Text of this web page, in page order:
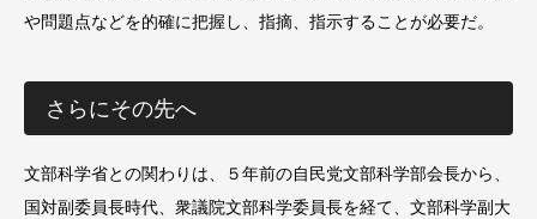
や問題点などを的確に把握し、指摘、指示することが必要だ。
さらにその先へ
文部科学省との関わりは、５年前の自民党文部科学部会長から、
国対副委員長時代、衆議院文部科学委員長を経て、文部科学副大